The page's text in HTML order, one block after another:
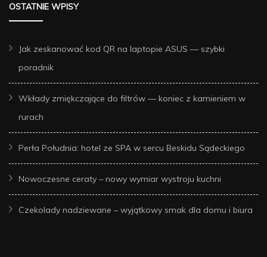
OSTATNIE WPISY
Jak zeskanować kod QR na laptopie ASUS — szybki
poradnik
Wkłady zmiękczające do filtrów — koniec z kamieniem w
rurach
Perła Południa: hotel ze SPA w sercu Beskidu Sądeckiego
Nowoczesne ceraty – nowy wymiar wystroju kuchni
Czekolady nadziewane – wyjątkowy smak dla domu i biura